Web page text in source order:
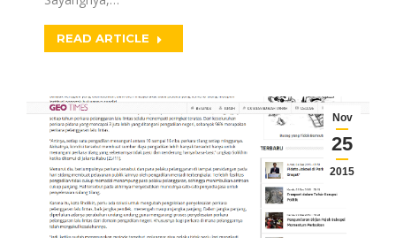
READ ARTICLE
Nov
25
2015